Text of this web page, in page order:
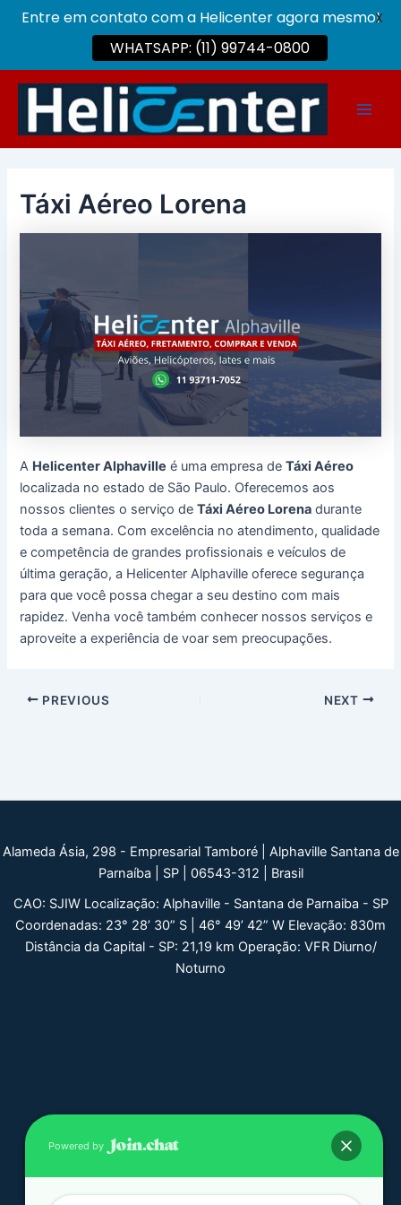
conteúdo
Táxi Aéreo Lorena
A Helicenter Alphaville é uma empresa deTáxi Aéreo
localizada no estado de São Paulo. Oferecemos aos
nossos clientes o serviço deTáxi Aéreo Lorena durante
toda a semana. Com excelência no atendimento, qualidade
e competência de grandes profissionais e veículos de
última geração, a Helicenter Alphaville oferece segurança
para que você possa chegar a seu destino com mais
rapidez. Venha você também conhecer nossos serviços e
aproveite a experiência de voar sem preocupações.
Post
PREVIOUS NEXT
Alameda Ásia, 298 - Empresarial Tamboré | Alphaville Santana de
Parnaíba | SP | 06543-312 | Brasil
CAO: SJIW Localização: Alphaville - Santana de Parnaiba - SP
Coordenadas: 23° 28’ 30” S | 46° 49’ 42” W Elevação: 830m
Distância da Capital - SP: 21,19 km Operação: VFR Diurno/
Noturno
Entre em contato com a Helicenter agora mesmo!
WHATSAPP: (11) 99744-0800
X
Powered by